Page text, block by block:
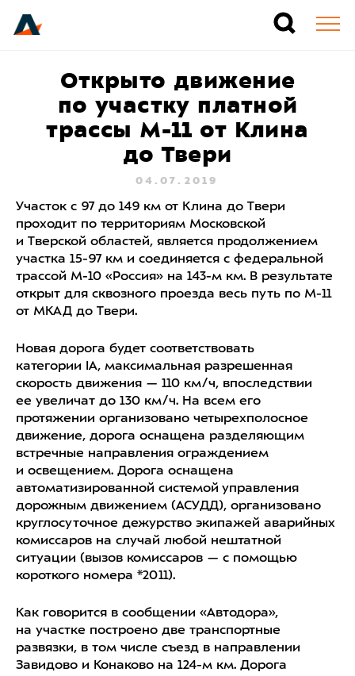
Открыто движение
по участку платной
трассы М-11 от Клина
до Твери
04.07.2019
Участок с 97 до 149 км от Клина до Твери
проходит по территориям Московской
и Тверской областей, является продолжением
участка 15-97 км и соединяется с федеральной
трассой М-10 «Россия» на 143-м км. В результате
открыт для сквозного проезда весь путь по М-11
от МКАД до Твери.
Новая дорога будет соответствовать
категории IА, максимальная разрешенная
скорость движения — 110 км/ч, впоследствии
ее увеличат до 130 км/ч. На всем его
протяжении организовано четырехполосное
движение, дорога оснащена разделяющим
встречные направления ограждением
и освещением. Дорога оснащена
автоматизированной системой управления
дорожным движением (АСУДД), организовано
круглосуточное дежурство экипажей аварийных
комиссаров на случай любой нештатной
ситуации (вызов комиссаров — с помощью
короткого номера *2011).
Как говорится в сообщении «Автодора»,
на участке построено две транспортные
развязки, в том числе съезд в направлении
Завидово и Конаково на 124-м км. Дорога